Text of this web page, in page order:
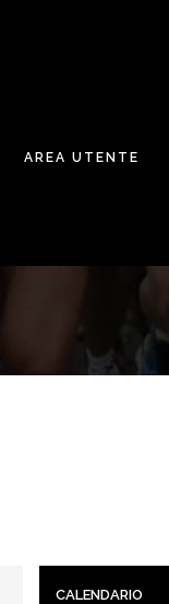
AREA UTENTE
CALENDARIO